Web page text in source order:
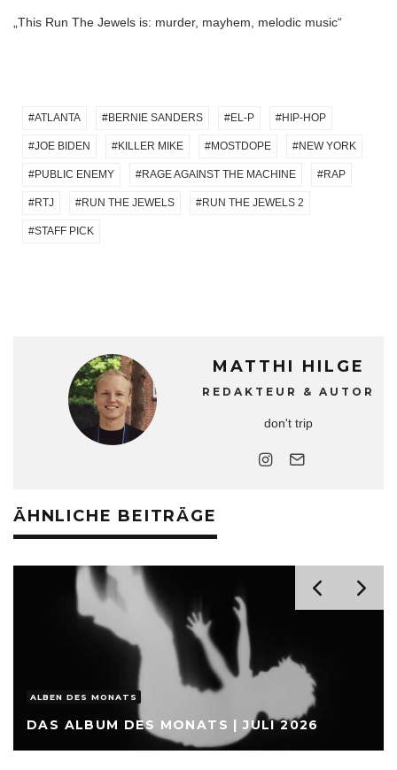
„This Run The Jewels is: murder, mayhem, melodic music“
ATLANTA BERNIE SANDERS EL-P HIP-HOP
JOE BIDEN KILLER MIKE MOSTDOPE NEW YORK
PUBLIC ENEMY RAGE AGAINST THE MACHINE RAP
RTJ RUN THE JEWELS RUN THE JEWELS 2
STAFF PICK
MATTHI HILGE
REDAKTEUR & AUTOR
don't trip
ÄHNLICHE BEITRÄGE
ALBEN DES MONATS
DAS ALBUM DES MONATS | JULI 2026